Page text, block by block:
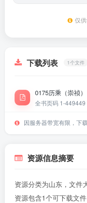
仅
下载列表 1个文件
0175历乘（崇祯）
全书页码 1-449449
因服务器带宽有限，下
资源信息摘要
资源分类为山东，文件
资源包含1个可下载文